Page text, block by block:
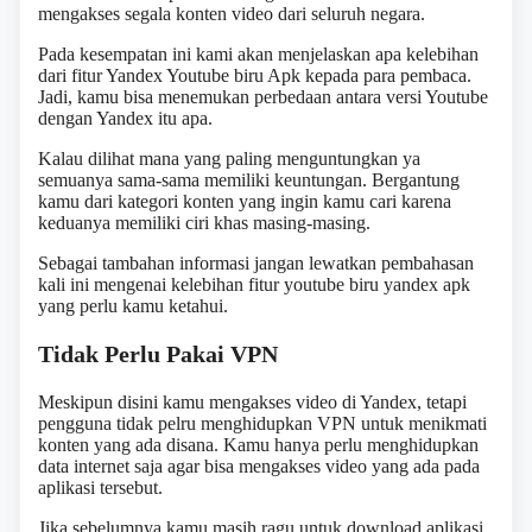
mengakses segala konten video dari seluruh negara.
Pada kesempatan ini kami akan menjelaskan apa kelebihan
dari fitur Yandex Youtube biru Apk kepada para pembaca.
Jadi, kamu bisa menemukan perbedaan antara versi Youtube
dengan Yandex itu apa.
Kalau dilihat mana yang paling menguntungkan ya
semuanya sama-sama memiliki keuntungan. Bergantung
kamu dari kategori konten yang ingin kamu cari karena
keduanya memiliki ciri khas masing-masing.
Sebagai tambahan informasi jangan lewatkan pembahasan
kali ini mengenai kelebihan fitur youtube biru yandex apk
yang perlu kamu ketahui.
Tidak Perlu Pakai VPN
Meskipun disini kamu mengakses video di Yandex, tetapi
pengguna tidak pelru menghidupkan VPN untuk menikmati
konten yang ada disana. Kamu hanya perlu menghidupkan
data internet saja agar bisa mengakses video yang ada pada
aplikasi tersebut.
Jika sebelumnya kamu masih ragu untuk download aplikasi